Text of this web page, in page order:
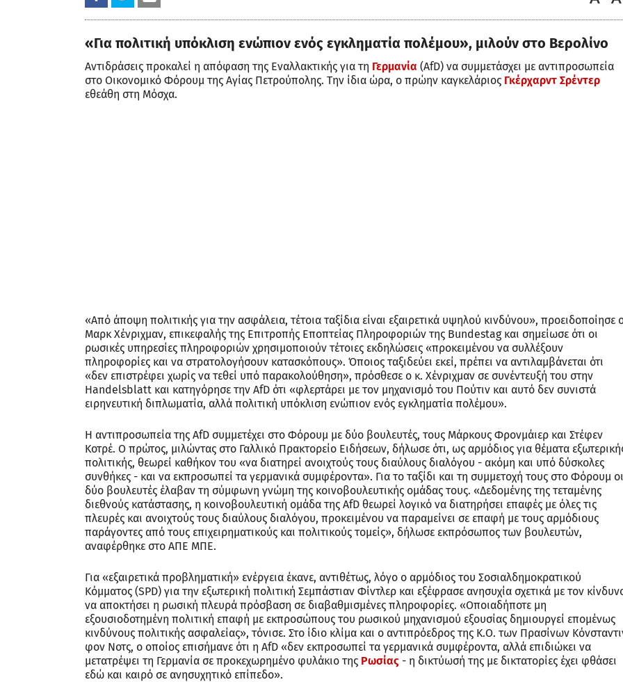
«Για πολιτική υπόκλιση ενώπιον ενός εγκληματία πολέμου», μιλούν στο Βερολίνο
Αντιδράσεις προκαλεί η απόφαση της Εναλλακτικής για τη Γερμανία (AfD) να συμμετάσχει με αντιπροσωπεία
στο Οικονομικό Φόρουμ της Αγίας Πετρούπολης. Την ίδια ώρα, ο πρώην καγκελάριος Γκέρχαρντ Σρέντερ
εθεάθη στη Μόσχα.
«Από άποψη πολιτικής για την ασφάλεια, τέτοια ταξίδια είναι εξαιρετικά υψηλού κινδύνου», προειδοποίησε
Μαρκ Χένριχμαν, επικεφαλής της Επιτροπής Εποπτείας Πληροφοριών της Bundestag και σημείωσε ότι οι
ρωσικές υπηρεσίες πληροφοριών χρησιμοποιούν τέτοιες εκδηλώσεις «προκειμένου να συλλέξουν
πληροφορίες και να στρατολογήσουν κατασκόπους». Όποιος ταξιδεύει εκεί, πρέπει να αντιλαμβάνεται ότι
«δεν επιστρέφει χωρίς να τεθεί υπό παρακολούθηση», πρόσθεσε ο κ. Χένριχμαν σε συνέντευξή του στην
Handelsblatt και κατηγόρησε την ΑfD ότι «φλερτάρει με τον μηχανισμό του Πούτιν και αυτό δεν συνιστά
ειρηνευτική διπλωματία, αλλά πολιτική υπόκλιση ενώπιον ενός εγκληματία πολέμου».
Η αντιπροσωπεία της AfD συμμετέχει στο Φόρουμ με δύο βουλευτές, τους Μάρκους Φρονμάιερ και Στέφεν
Κοτρέ. Ο πρώτος, μιλώντας στο Γαλλικό Πρακτορείο Ειδήσεων, δήλωσε ότι, ως αρμόδιος για θέματα
πολιτικής, θεωρεί καθήκον του «να διατηρεί ανοιχτούς τους διαύλους διαλόγου - ακόμη και υπό δύσκολες
συνθήκες - και να εκπροσωπεί τα γερμανικά συμφέροντα». Για το ταξίδι και τη συμμετοχή τους στο Φόρουμ οι
δύο βουλευτές έλαβαν τη σύμφωνη γνώμη της κοινοβουλευτικής ομάδας τους. «Δεδομένης της τεταμένης
διεθνούς κατάστασης, η κοινοβουλευτική ομάδα της AfD θεωρεί λογικό να διατηρήσει επαφές με όλες τις
πλευρές και ανοιχτούς τους διαύλους διαλόγου, προκειμένου να παραμείνει σε επαφή με τους αρμόδιους
παράγοντες από τους επιχειρηματικούς και πολιτικούς τομείς», δήλωσε εκπρόσωπος των βουλευτών,
αναφέρθηκε στο ΑΠΕ ΜΠΕ.
Για «εξαιρετικά προβληματική» ενέργεια έκανε, αντιθέτως, λόγο ο αρμόδιος του Σοσιαλδημοκρατικού
Κόμματος (SPD) για την εξωτερική πολιτική Σεμπάστιαν Φίντλερ και εξέφρασε ανησυχία σχετικά με τον
να αποκτήσει η ρωσική πλευρά πρόσβαση σε διαβαθμισμένες πληροφορίες. «Οποιαδήποτε μη
εξουσιοδοτημένη πολιτική επαφή με εκπροσώπους του ρωσικού μηχανισμού εξουσίας δημιουργεί επομένως
κινδύνους πολιτικής ασφαλείας», τόνισε. Στο ίδιο κλίμα και ο αντιπρόεδρος της Κ.Ο. των Πρασίνων
φον Νοτς, ο οποίος επισήμανε ότι η AfD «δεν εκπροσωπεί τα γερμανικά συμφέροντα, αλλά επιδιώκει να
μετατρέψει τη Γερμανία σε προκεχωρημένο φυλάκιο της Ρωσίας - η δικτύωσή της με δικτατορίες έχει φθάσει
εδώ και καιρό σε ανησυχητικό επίπεδο».